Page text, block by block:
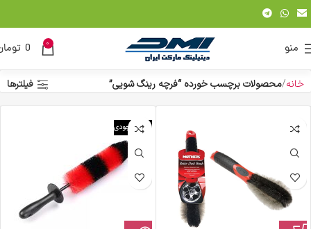
منو 0
0
خانه محصولات برچسب خورده “فرچه رینگ شویی” فیلترها
اتمام موجودی